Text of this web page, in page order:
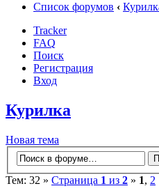
Список форумов ‹
Tracker
FAQ
Поиск
Регистрация
Вход
Курилка
Новая тема
Тем: 32 » Страница 1 из 2 » 1, 2